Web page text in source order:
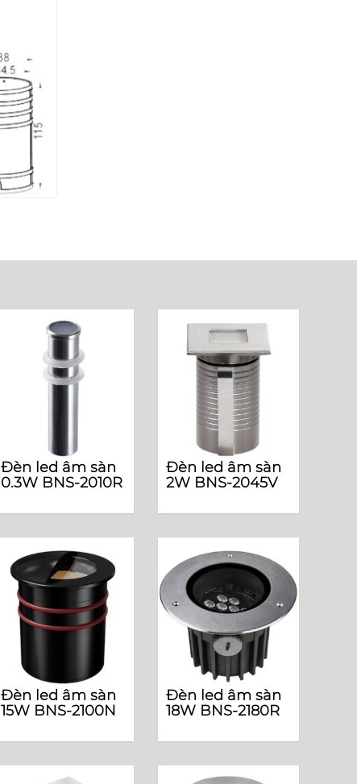
Đèn led âm sàn
0.3W BNS-2010R
Đèn led âm sàn
2W BNS-2045V
Đèn led âm sàn
15W BNS-2100N
Đèn led âm sàn
18W BNS-2180R